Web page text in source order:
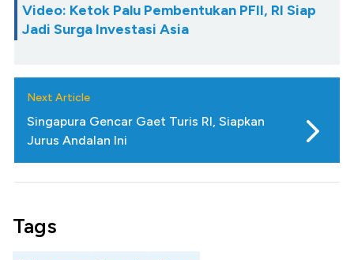
Video: Ketok Palu Pembentukan PFII, RI Siap
Jadi Surga Investasi Asia
Next Article
Singapura Gencar Gaet Turis RI, Siapkan
Jurus Andalan Ini
Tags